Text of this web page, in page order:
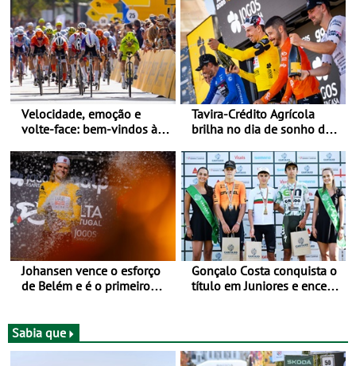
Velocidade, emoção e
volte-face: bem-vindos à
Tavira-Crédito Agrícola
brilha no dia de sonho de
Johansen vence o esforço
de Belém e é o primeiro
entre 5 e 16 de Agosto
Gonçalo Costa conquista o
título em Juniores e encerra
Sabia que